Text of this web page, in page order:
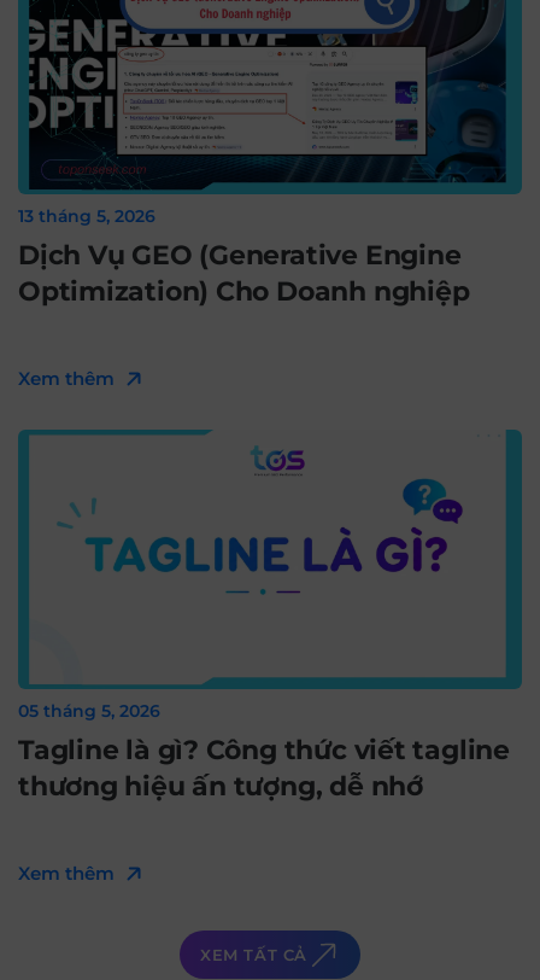
13 tháng 5, 2026
Dịch Vụ GEO (Generative Engine
Optimization) Cho Doanh nghiệp
Xem thêm
05 tháng 5, 2026
Tagline là gì? Công thức viết tagline
thương hiệu ấn tượng, dễ nhớ
Xem thêm
XEM TẤT CẢ